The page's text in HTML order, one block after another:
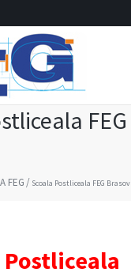
FEG
FEG / Scoala Postliceala FEG Brasov
Postliceala